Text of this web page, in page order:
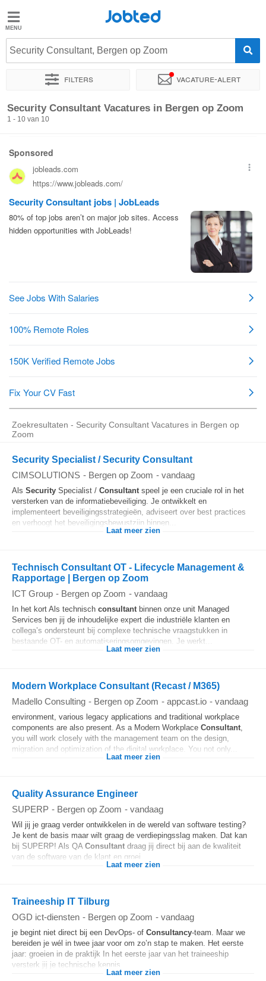
Jobted
Vacatures
Salarissen
Jobted
Security Consultant, Bergen op Zoom
Filters Vacature-alert
Sorteer op Exacte locatie Bedrijf
Security Consultant Vacatures in Bergen op Zoom
1 - 10 van 10
Zoekresultaten - Security Consultant Vacatures in Bergen op
Zoom
Security Specialist / Security Consultant
CIMSOLUTIONS - Bergen op Zoom - vandaag
Als Security Specialist / Consultantspeel je een cruciale rol in het
versterken van de informatiebeveiliging. Je ontwikkelt en
implementeert beveiligingsstrategieën, adviseert over best practices
en verhoogt het beveiligingsbewustzijn binnen...
Laat meer zien
Technisch Consultant OT - Lifecycle Management &
Rapportage | Bergen op Zoom
ICT Group - Bergen op Zoom - vandaag
In het kort Als technisch consultantbinnen onze unit Managed
Services ben jij de inhoudelijke expert die industriële klanten en
collega’s ondersteunt bij complexe technische vraagstukken in
bestaande OT- en automatiseringsomgevingen. Je werkt...
Laat meer zien
Modern Workplace Consultant (Recast / M365)
Madello Consulting - Bergen op Zoom - appcast.io - vandaag
environment, various legacy applications and traditional workplace
components are also present. As a Modern Workplace Consultant,
you will work closely with the management team on the design,
migration and optimization of the digital workplace. You not only...
Laat meer zien
Quality Assurance Engineer
SUPERP - Bergen op Zoom - vandaag
Wil jij je graag verder ontwikkelen in de wereld van software testing?
Je kent de basis maar wilt graag de verdiepingsslag maken. Dat kan
bij SUPERP! Als QA Consultant draag jij direct bij aan de kwaliteit
van de software van de klant en groei...
Laat meer zien
Traineeship IT Tilburg
OGD ict-diensten - Bergen op Zoom - vandaag
je begint niet direct bij een DevOps- of Consultancy-team. Maar we
bereiden je wél in twee jaar voor om zo’n stap te maken. Het eerste
jaar: groeien in de praktijk In het eerste jaar van het traineeship
versterk jij je technische kennis...
Laat meer zien